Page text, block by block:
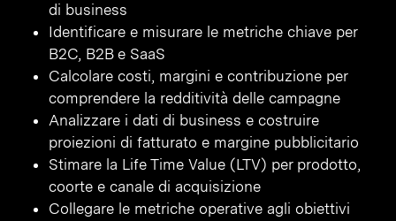
di business
Identificare e misurare le metriche chiave per
B2C, B2B e SaaS
Calcolare costi, margini e contribuzione per
comprendere la redditività delle campagne
Analizzare i dati di business e costruire
proiezioni di fatturato e margine pubblicitario
Stimare la Life Time Value (LTV) per prodotto,
coorte e canale di acquisizione
Collegare le metriche operative agli obiettivi